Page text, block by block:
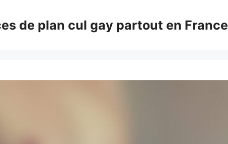
de plan cul gay partout en France